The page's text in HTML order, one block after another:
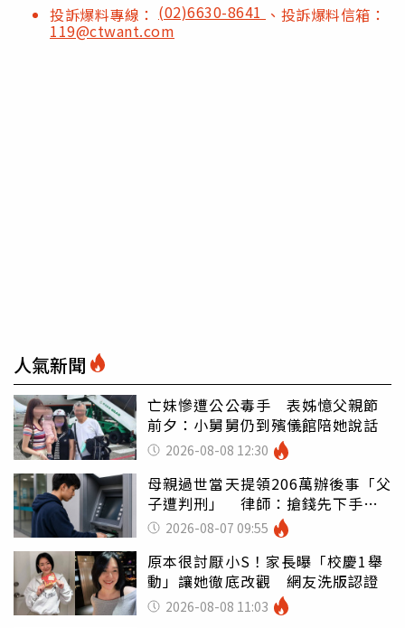
投訴爆料專線： (02)6630-8641 、投訴爆料信箱：
119@ctwant.com
人氣新聞
亡妹慘遭公公毒手 表姊憶父親節
前夕：小舅舅仍到殯儀館陪她說話
2026-08-08 12:30
母親過世當天提領206萬辦後事「父
子遭判刑」 律師：搶錢先下手是
罪 2026-08-07 09:55
原本很討厭小S！家長曝「校慶1舉
動」讓她徹底改觀 網友洗版認證
2026-08-08 11:03